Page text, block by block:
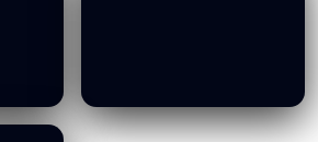
Nimet Seasonal